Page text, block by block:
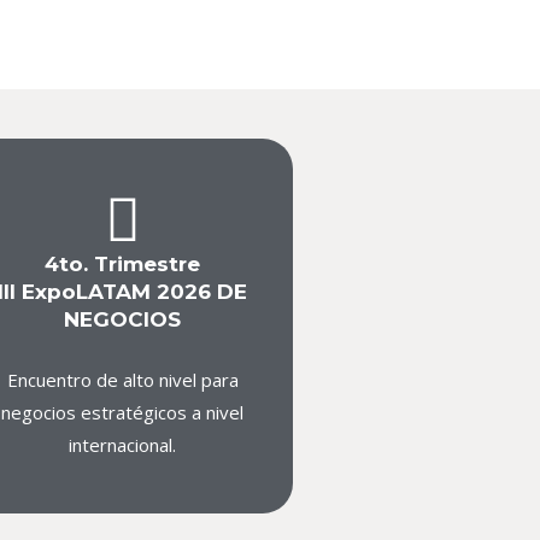
4to. Trimestre
III ExpoLATAM 2026 DE
NEGOCIOS
Encuentro de alto nivel para
negocios estratégicos a nivel
internacional.